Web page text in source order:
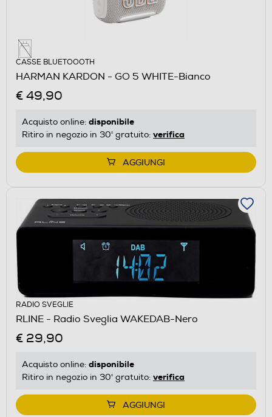
CASSE BLUETOOOTH
HARMAN KARDON - GO 5 WHITE-Bianco
€ 49,90
Acquisto online: disponibile
Ritiro in negozio in 30' gratuito: verifica
AGGIUNGI
RADIO SVEGLIE
RLINE - Radio Sveglia WAKEDAB-Nero
€ 29,90
Acquisto online: disponibile
Ritiro in negozio in 30' gratuito: verifica
AGGIUNGI